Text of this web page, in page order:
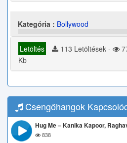
Kategória : Bollywood
Letöltés 113 Letöltések -
Kb
Csengőhangok
Hug Me – Kanika Kapoor,
838